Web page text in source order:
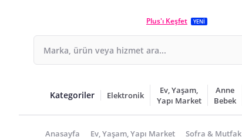
Plus'ı Keşfet YENİ
Kategoriler Elektronik
Ev, Yaşam,
Yapı Market
Anne
Bebek
Anasayfa Ev, Yaşam, Yapı Market Sofra & Mutfak